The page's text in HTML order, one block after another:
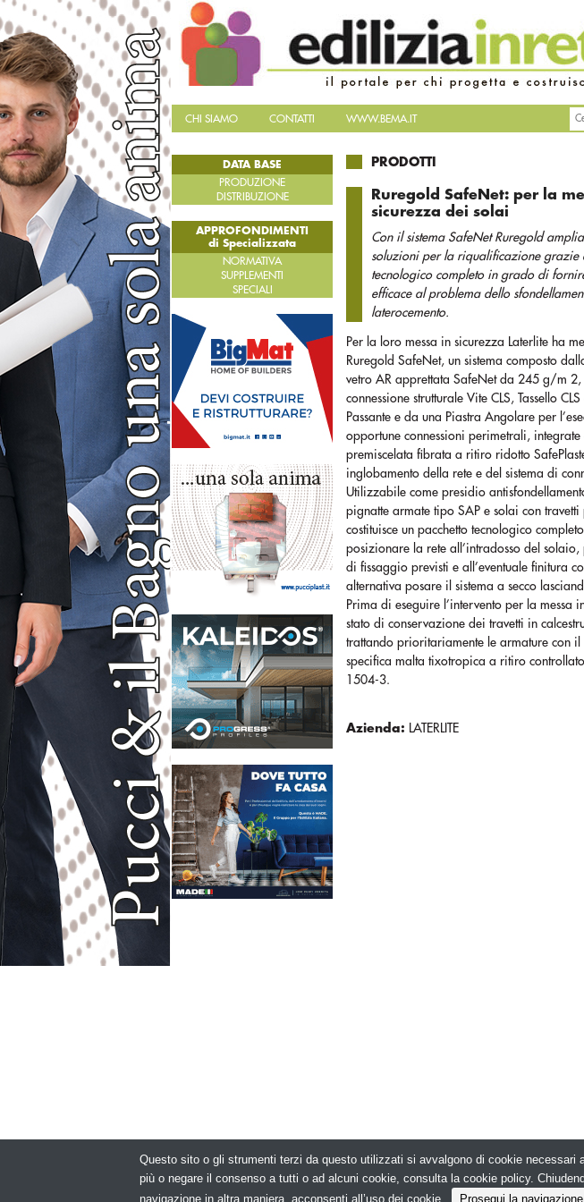
CHI SIAMO CONTATTI WWW.BEMA.IT
PRODOTTI
Ruregold SafeNet: per la
sicurezza dei solai
Con il sistema SafeNet Ruregold
soluzioni per la riqualificazione grazie
tecnologico completo in grado di
efficace al problema dello
laterocemento.
Per la loro messa in sicurezza Laterlite ha
Ruregold SafeNet, un sistema composto
vetro AR apprettata SafeNet da 245 g/m
connessione strutturale Vite CLS, Tassello CLS
Passante e da una Piastra Angolare per
opportune connessioni perimetrali,
premiscelata fibrata a ritiro ridotto
inglobamento della rete e del sistema di
Utilizzabile come presidio
pignatte armate tipo SAP e solai con
costituisce un pacchetto tecnologico
posizionare la rete all’intradosso del
di fissaggio previsti e all’eventuale finitura
alternativa posare il sistema a secco
Prima di eseguire l’intervento per la
stato di conservazione dei travetti in
trattando prioritariamente le armature con
specifica malta tixotropica a ritiro
1504-3.
Azienda: LATERLITE
DATA BASE
PRODUZIONE
DISTRIBUZIONE
APPROFONDIMENTI
di Specializzata
NORMATIVA
SUPPLEMENTI
SPECIALI
© Copyright 2026. Edilizia in Rete -
Questo sito o gli strumenti terzi da questo utilizzati si avvalgono di cookie
più o negare il consenso a tutti o ad alcuni cookie, consulta la cookie policy.
navigazione in altra maniera, acconsenti all’uso dei cookie.
Prosegui la navigazione